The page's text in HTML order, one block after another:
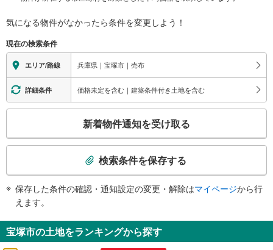
気になる物件がなかったら条件を変更しよう！
現在の検索条件
エリア/路線 兵庫県｜宝塚市｜売布
詳細条件 価格未定を含む｜建築条件付き土地を含む
検
知
を
新着物件通知を受け取る
検索条件を保存する
保存した条件の確認・通知設定の変更・解除はマイページから行
えます。
宝塚市の土地をランキングから探す